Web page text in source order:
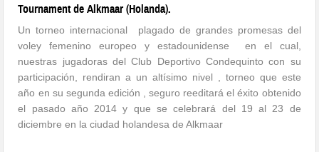
Tournament de Alkmaar (Holanda).
Un torneo internacional plagado de grandes promesas del
voley femenino europeo y estadounidense en el cual,
nuestras jugadoras del Club Deportivo Condequinto con su
participación, rendiran a un altísimo nivel , torneo que este
año en su segunda edición , seguro reeditará el éxito obtenido
el pasado año 2014 y que se celebrará del 19 al 23 de
diciembre en la ciudad holandesa de Alkmaar